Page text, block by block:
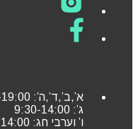
א’,ב’,ד’,ה’: 9:30-19:00
ג’: 9:30-14:00
ו’ וערבי חג: 9:00-14:00